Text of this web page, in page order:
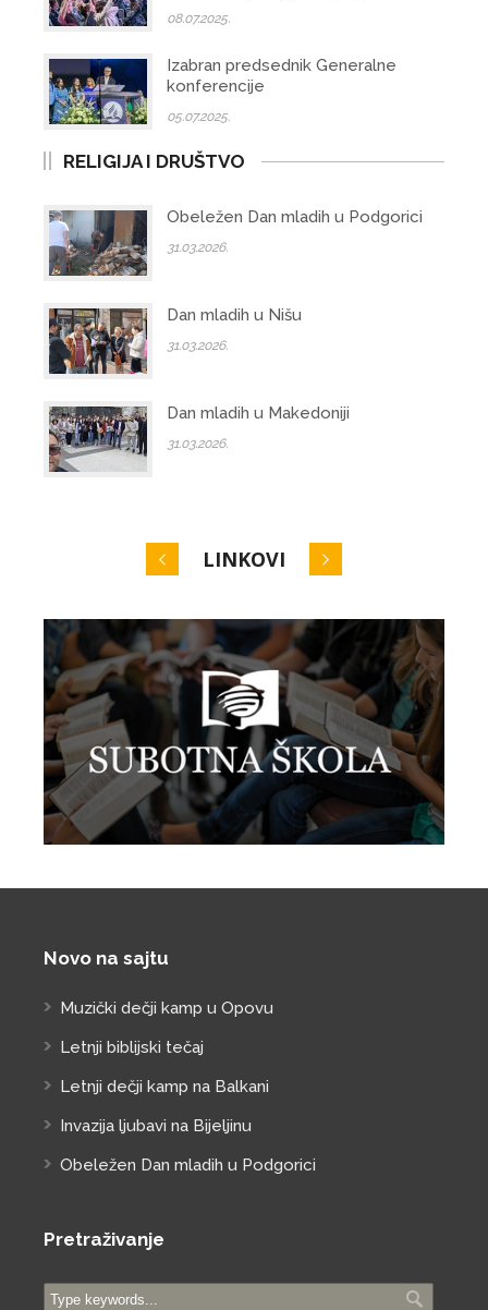
08.07.2025.
Izabran predsednik Generalne
konferencije
05.07.2025.
RELIGIJA I DRUŠTVO
Obeležen Dan mladih u Podgorici
31.03.2026.
Dan mladih u Nišu
31.03.2026.
Dan mladih u Makedoniji
31.03.2026.
LINKOVI
Novo na sajtu
Muzički dečji kamp u Opovu
Letnji biblijski tečaj
Letnji dečji kamp na Balkani
Invazija ljubavi na Bijeljinu
Obeležen Dan mladih u Podgorici
Pretraživanje